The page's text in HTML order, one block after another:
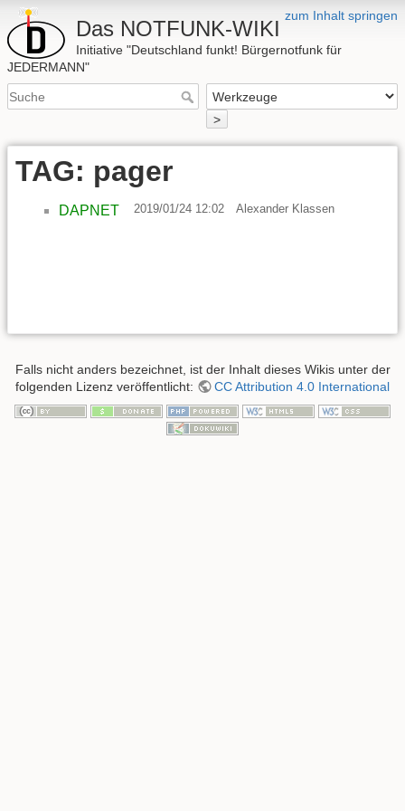
zum Inhalt springen
Das NOTFUNK-WIKI
Initiative "Deutschland funkt! Bürgernotfunk für
JEDERMANN"
>
TAG: pager
DAPNET 2019/01/24 12:02 Alexander Klassen
Falls nicht anders bezeichnet, ist der Inhalt dieses Wikis unter der
folgenden Lizenz veröffentlicht:
CC Attribution 4.0 International